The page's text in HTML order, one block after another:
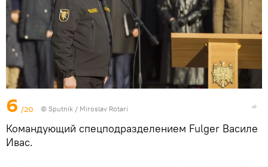
6 /20 © Sputnik / Miroslav Rotari
Командующий спецподразделением Fulger Василе
Ивас.